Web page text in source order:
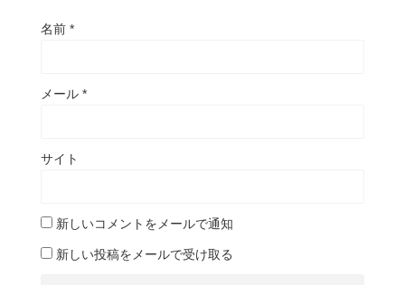
名前 *
メール *
サイト
新しいコメントをメールで通知
新しい投稿をメールで受け取る